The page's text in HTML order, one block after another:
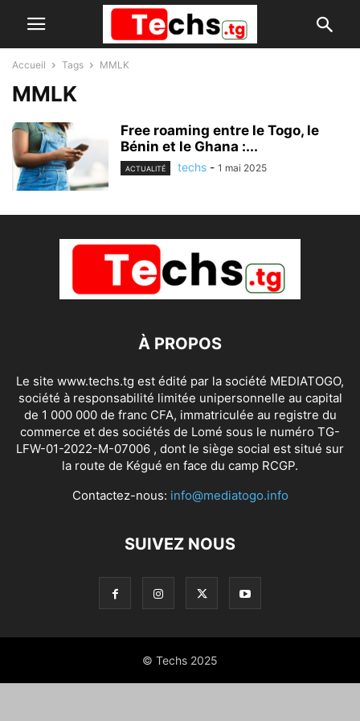
Accueil Tags MMLK
MMLK
Free roaming entre le Togo, le
Bénin et le Ghana :...
ACTUALITÉ techs - 1 mai 2025
À PROPOS
Le site www.techs.tg est édité par la société MEDIATOGO,
société à responsabilité limitée unipersonnelle au capital
de 1 000 000 de franc CFA, immatriculée au registre du
commerce et des sociétés de Lomé sous le numéro TG-
LFW-01-2022-M-07006 , dont le siège social est situé sur
la route de Kégué en face du camp RCGP.
Contactez-nous: info@mediatogo.info
SUIVEZ NOUS
© Techs 2025